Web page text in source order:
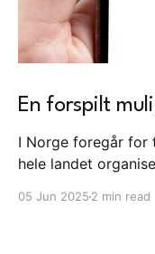
En forspilt
I Norge foregår for
hele landet
05 Jun 2025 2 min read